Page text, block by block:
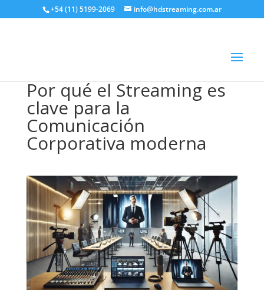
+54 (11) 5199-2069 info@hdstreaming.com.ar
Por qué el Streaming es
clave para la
Comunicación
Corporativa moderna